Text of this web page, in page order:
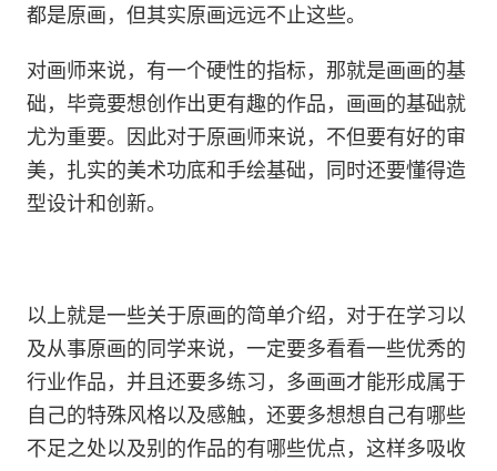
都是原画，但其实原画远远不止这些。
对画师来说，有一个硬性的指标，那就是画画的基
础，毕竟要想创作出更有趣的作品，画画的基础就
尤为重要。因此对于原画师来说，不但要有好的审
美，扎实的美术功底和手绘基础，同时还要懂得造
型设计和创新。
以上就是一些关于原画的简单介绍，对于在学习以
及从事原画的同学来说，一定要多看看一些优秀的
行业作品，并且还要多练习，多画画才能形成属于
自己的特殊风格以及感触，还要多想想自己有哪些
不足之处以及别的作品的有哪些优点，这样多吸收